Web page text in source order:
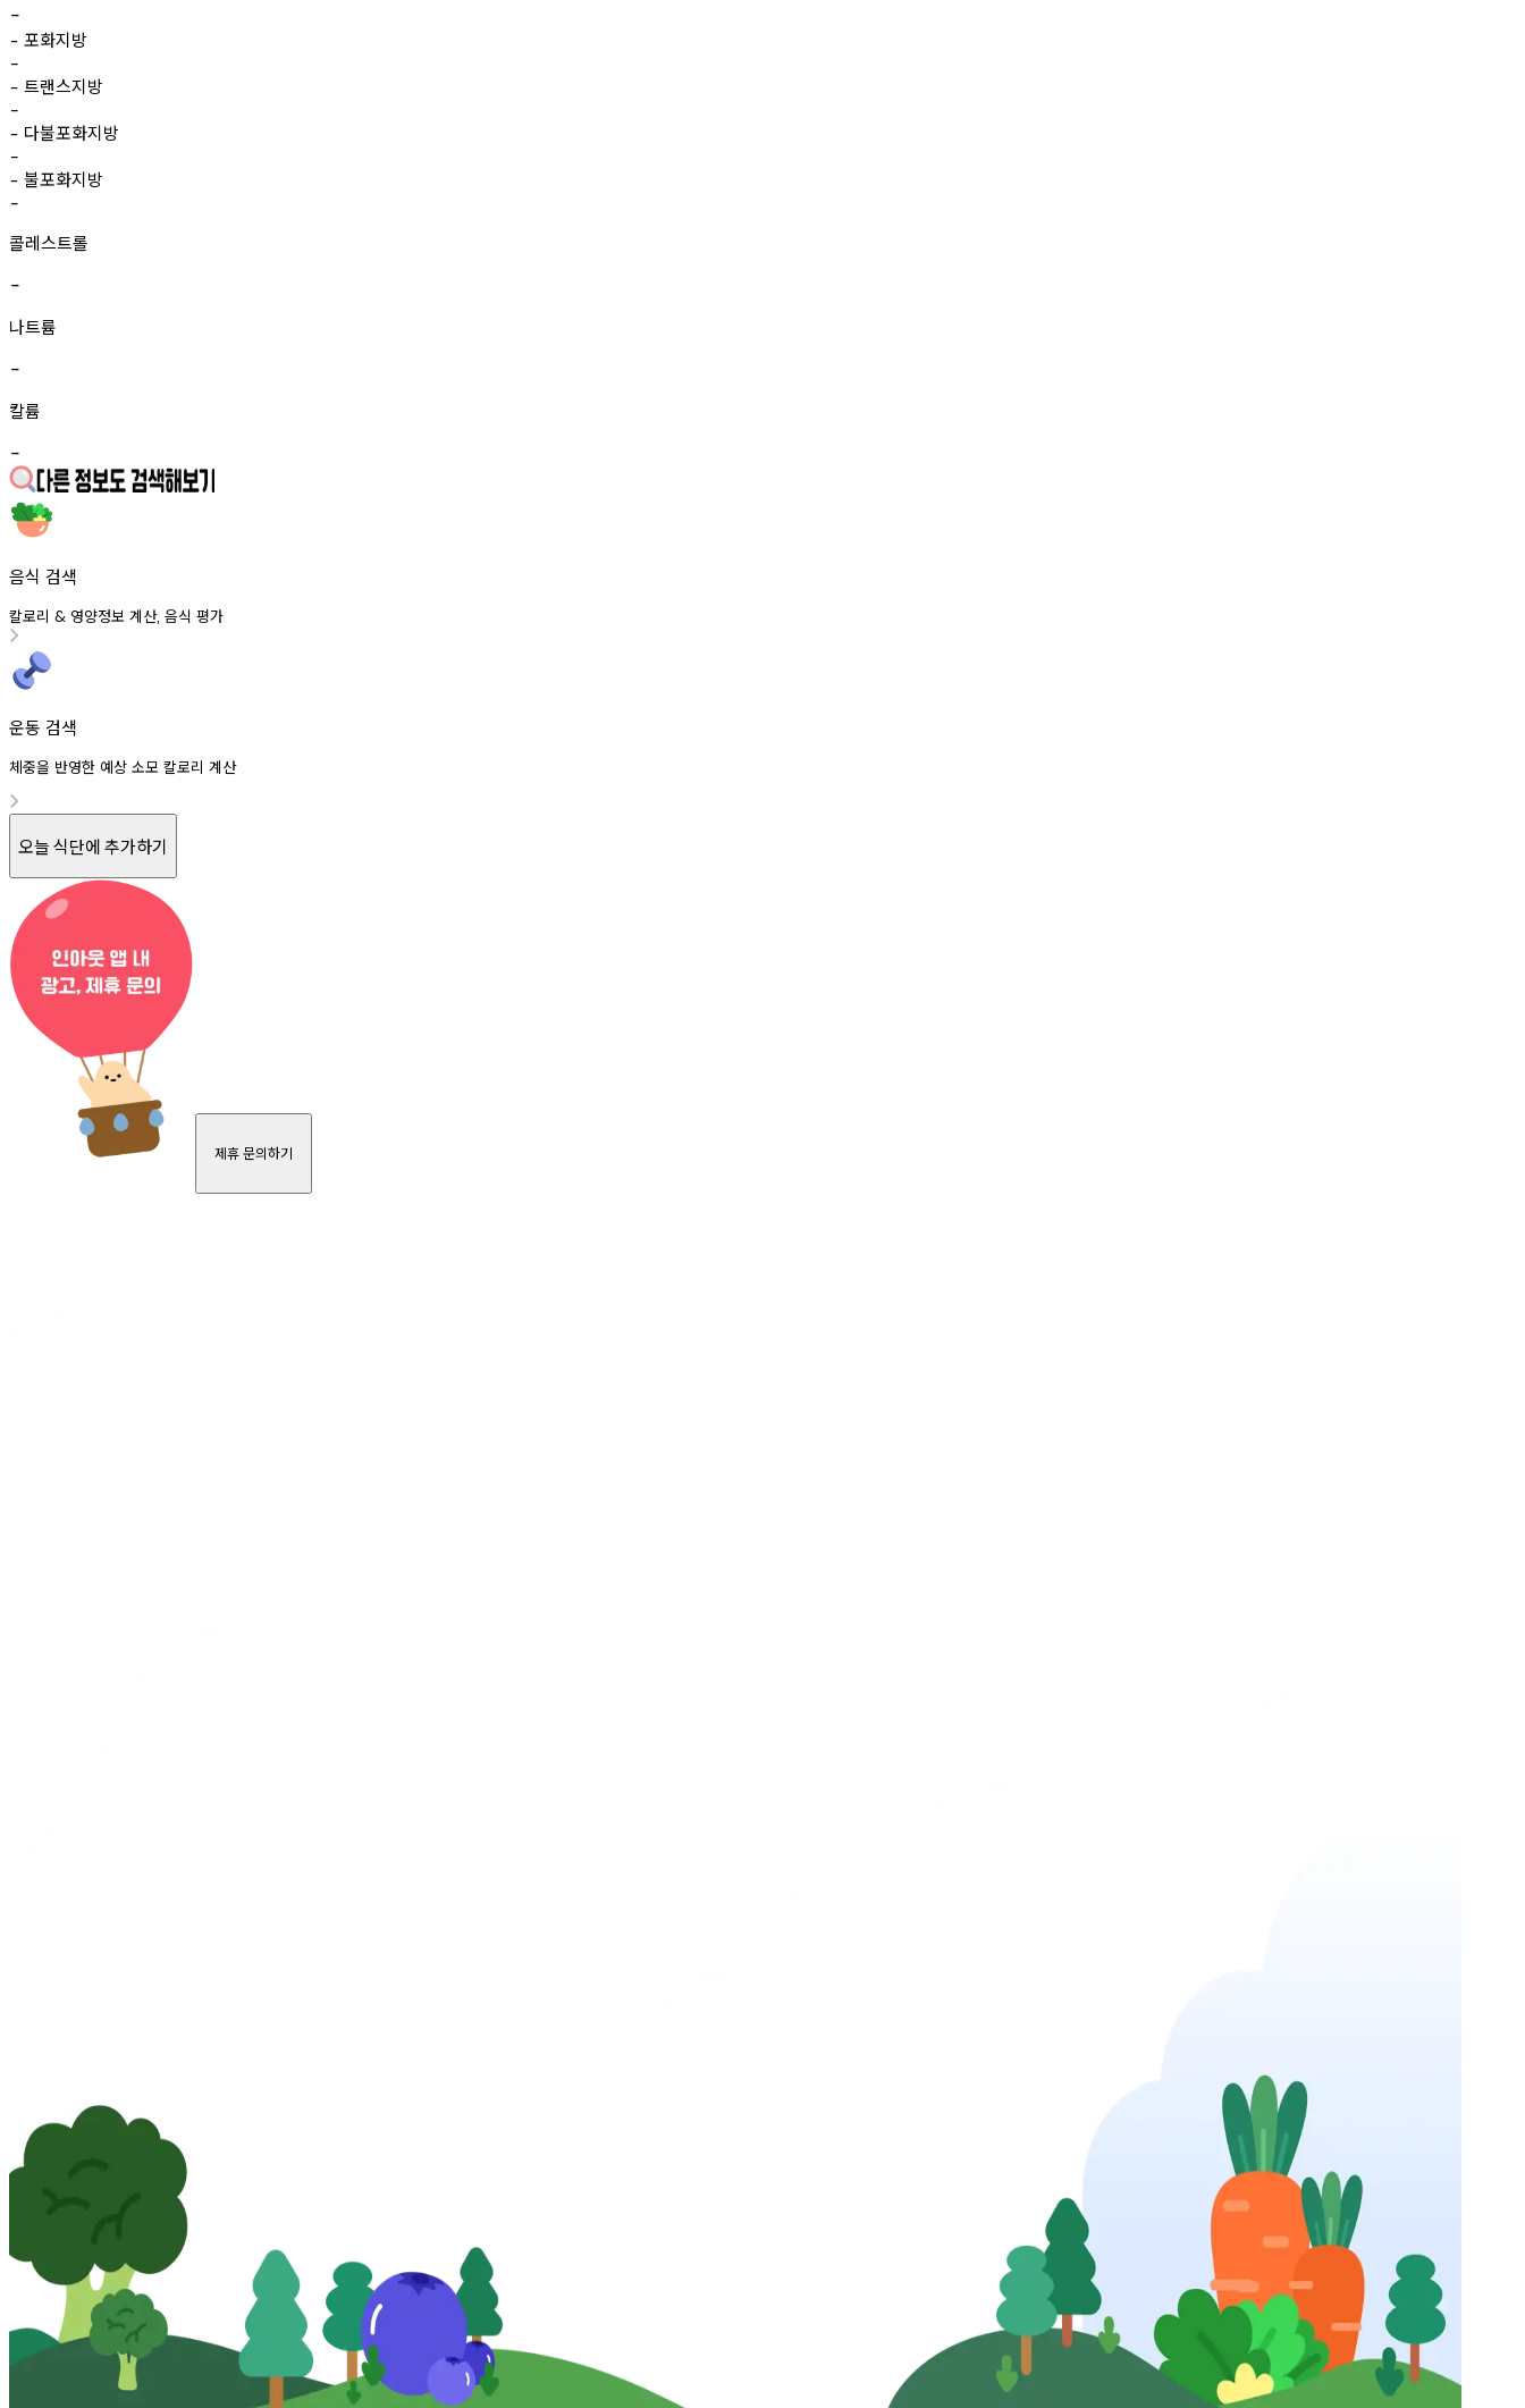
-
- 포화지방
-
- 트랜스지방
-
- 다불포화지방
-
- 불포화지방
-
콜레스트롤
-
나트륨
-
칼륨
-
음식 검색
칼로리 & 영양정보 계산, 음식 평가
운동 검색
체중을 반영한 예상 소모 칼로리 계산
오늘 식단에 추가하기
제휴 문의하기